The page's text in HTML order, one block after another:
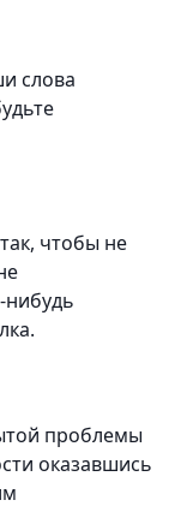
слова
чтобы не
нибудь
проблемы
оказавшись